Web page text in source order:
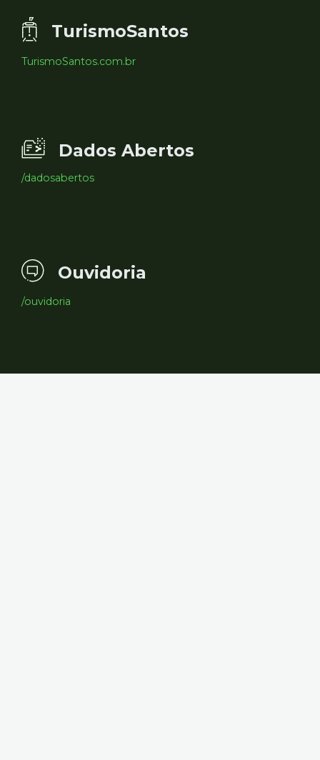
TurismoSantos
TurismoSantos.com.br
Dados Abertos
/dadosabertos
Ouvidoria
/ouvidoria